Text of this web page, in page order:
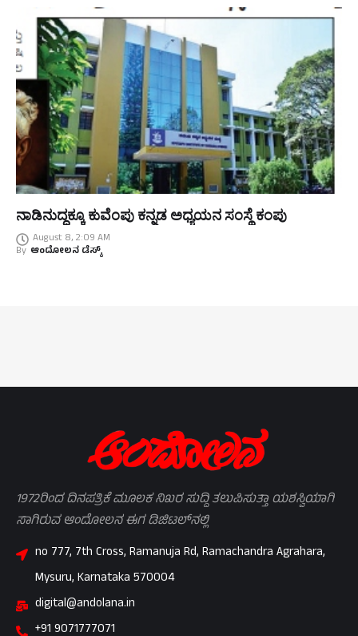
ನಾಡಿನುದ್ದಕ್ಕೂ ಕುವೆಂಪು ಕನ್ನಡ ಅಧ್ಯಯನ ಸಂಸ್ಥೆ ಕಂಪು
August 8, 2:09 AM
By ಆಂದೋಲನ ಡೆಸ್ಕ್
1972ರಿಂದ ದಿನಪತ್ರಿಕೆ ಮೂಲಕ ನಿಖರ ಸುದ್ದಿ ತಲುಪಿಸುತ್ತಾ ಯಶಸ್ವಿಯಾಗಿ
ಸಾಗಿರುವ ಆಂದೋಲನ ಈಗ ಡಿಜಿಟಲ್‌ನಲ್ಲಿ
no 777, 7th Cross, Ramanuja Rd, Ramachandra Agrahara,
Mysuru, Karnataka 570004
digital@andolana.in
+91 9071777071